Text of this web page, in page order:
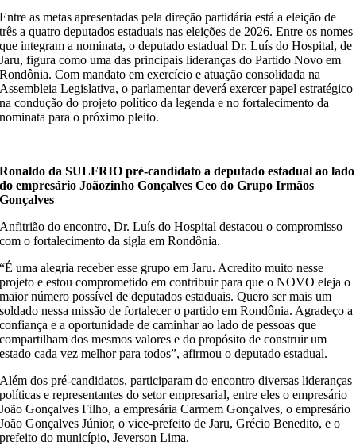
Entre as metas apresentadas pela direção partidária está a eleição de
três a quatro deputados estaduais nas eleições de 2026. Entre os nomes
que integram a nominata, o deputado estadual Dr. Luís do Hospital, de
Jaru, figura como uma das principais lideranças do Partido Novo em
Rondônia. Com mandato em exercício e atuação consolidada na
Assembleia Legislativa, o parlamentar deverá exercer papel estratégico
na condução do projeto político da legenda e no fortalecimento da
nominata para o próximo pleito.
Ronaldo da SULFRIO pré-candidato a deputado estadual ao lado
do empresário Joãozinho Gonçalves Ceo do Grupo Irmãos
Gonçalves
Anfitrião do encontro, Dr. Luís do Hospital destacou o compromisso
com o fortalecimento da sigla em Rondônia.
“É uma alegria receber esse grupo em Jaru. Acredito muito nesse
projeto e estou comprometido em contribuir para que o NOVO eleja o
maior número possível de deputados estaduais. Quero ser mais um
soldado nessa missão de fortalecer o partido em Rondônia. Agradeço a
confiança e a oportunidade de caminhar ao lado de pessoas que
compartilham dos mesmos valores e do propósito de construir um
estado cada vez melhor para todos”, afirmou o deputado estadual.
Além dos pré-candidatos, participaram do encontro diversas lideranças
políticas e representantes do setor empresarial, entre eles o empresário
João Gonçalves Filho, a empresária Carmem Gonçalves, o empresário
João Gonçalves Júnior, o vice-prefeito de Jaru, Grécio Benedito, e o
prefeito do município, Jeverson Lima.